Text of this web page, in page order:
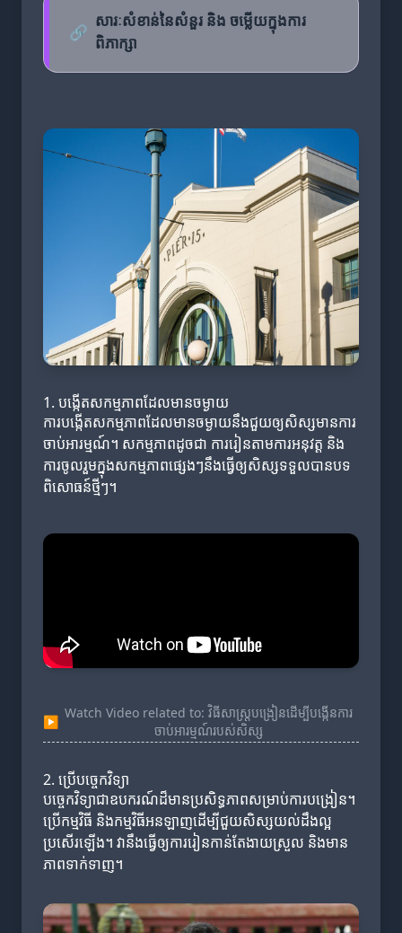
🔗
សារៈសំខាន់នៃសំនួរ និង ចម្លើយក្នុងការ
ពិភាក្សា
1. បង្កើតសកម្មភាពដែលមានចម្ងាយ
ការបង្កើតសកម្មភាពដែលមានចម្ងាយនឹងជួយឲ្យសិស្សមានការ
ចាប់អារម្មណ៍។ សកម្មភាពដូចជា ការរៀនតាមការអនុវត្ត និង
ការចូលរួមក្នុងសកម្មភាពផ្សេងៗនឹងធ្វើឲ្យសិស្សទទួលបានបទ
ពិសោធន៍ថ្មីៗ។
▶
Watch Video related to: វិធីសាស្ត្របង្រៀនដើម្បីបង្កើនការ
ចាប់អារម្មណ៍របស់សិស្ស
2. ប្រើបច្ចេកវិទ្យា
បច្ចេកវិទ្យាជាឧបករណ៍ដ៏មានប្រសិទ្ធភាពសម្រាប់ការបង្រៀន។
ប្រើកម្មវិធី និងកម្មវិធីអនឡាញដើម្បីជួយសិស្សយល់ដឹងល្អ
ប្រសើរឡើង។ វានឹងធ្វើឲ្យការរៀនកាន់តែងាយស្រួល និងមាន
ភាពទាក់ទាញ។